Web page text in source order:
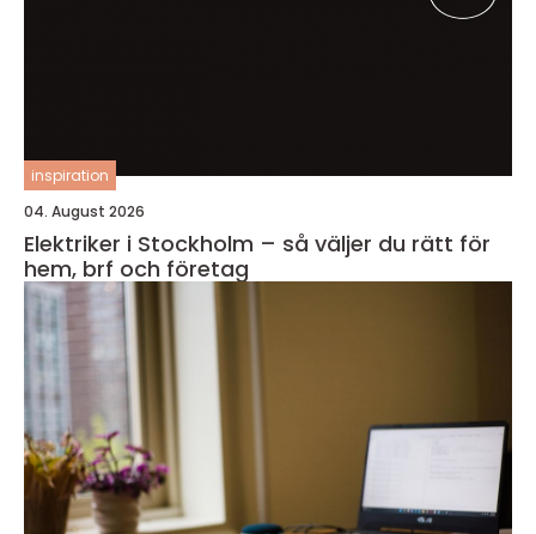
inspiration
04. August 2026
Elektriker i Stockholm – så väljer du rätt för
hem, brf och företag